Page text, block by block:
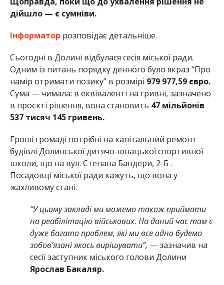
дійшло — є сумніви.
Інформатор розповідає детальніше.
Сьогодні в Долині відбулася сесія міської ради.
Одним із питань порядку денного було якраз “Про
намір отримати позику” в розмірі 979 977,59 євро.
Сума — чимала: в еквіваленті на гривні, зазначено
в проєкті рішення, вона становить 47 мільйонів
537 тисяч 145 гривень.
Гроші громаді потрібні на капітальний ремонт
будівлі Долинської дитячо-юнацької спортивної
школи, що на вул. Степана Бандери, 2-Б .
Посадовці міської ради кажуть, що вона у
жахливому стані.
“У цьому закладі ми можемо також приймати
на реабілітацію військових. На даний час там є
дуже багато проблем, які ми все одно будемо
зобов’язані якось вирішувати”, — зазначив на
сесії заступник міського голови Долини
Ярослав Бакаляр.